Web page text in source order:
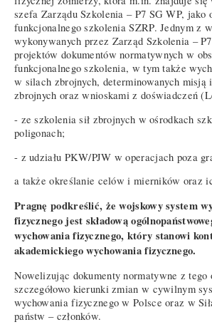
szefa Zarządu Szkolenia – P7 SG WP, jako
funkcjonalnego szkolenia SZRP. Jednym z
wykonywanych przez Zarząd Szkolenia –
projektów dokumentów normatywnych w
funkcjonalnego szkolenia, w tym także
w silach zbrojnych, determinowanych misją
zbrojnych oraz wnioskami z doświadczeń
- ze szkolenia sił zbrojnych w ośrodkach
poligonach;
- z udziału PKW/PJW w operacjach poza
a także określanie celów i mierników oraz
Pragnę podkreślić, że wojskowy system
fizycznego jest składową
wychowania fizycznego, który stanowi
akademickiego wychowania fizycznego.
Nowelizując dokumenty normatywne z tego
szczegółowo kierunki zmian w cywilnym
wychowania fizycznego w Polsce oraz w
państw – członków.